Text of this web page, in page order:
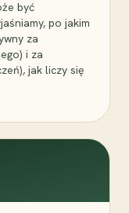
być
po jakim
za
i za
jak liczy się